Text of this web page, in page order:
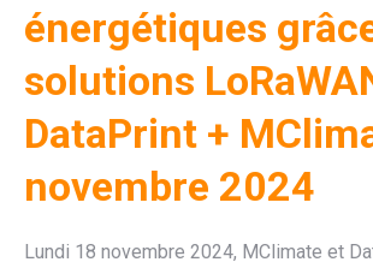
énergétiques
solutions
DataPrint +
novembre 2024
Lundi 18 novembre 2024, MClimate et